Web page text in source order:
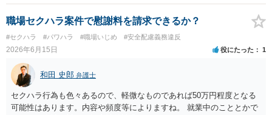
難易度によって変わります。また、現在は弁護士報酬は自由化されて
いますので、依頼する弁護士によっても費用は変わってきます。
は口頭でも成立しますが、裁判等で争点となった場合には録音等の証
拠がない限り立証が困難となり、請求が認められない可能性がござい
ます。 ②未払給与に関しては労務を提供しているのにもかかわらず支
払われていない場合は、契約違反となりますので請求可能かと存じま
す。 ③休日・時間外労働については、休日・時間外労働があったこと
を示す証拠があるかまずは確認する必要があるかと存じます。 ④パワ
ハラ・セクハラに関しては、具体的な言動の内容によって判断が分か
れますので、録音データやLINEでのやり取り等を確認する必要がある
かと存じます。 ⑤退職勧奨については退職する意思がないのであれば
職場セクハラ案件で慰謝料を請求できるか？
#セクハラ #パワハラ #職場いじめ #安全配慮義務違反
2026年6月15日 役にたった 1
和田 史郎 弁護士
セクハラ行為も色々あるので、軽微なものであれば50万円程度となる
可能性はあります。内容や頻度等によりますね。 就業中のこととかで